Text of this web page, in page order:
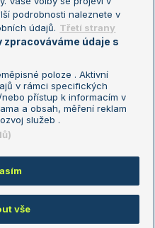
soukromí
o zpracování osobních
zpravodajství ČTK.
podrobnosti naleznete v
údajů. Třetí strany
zpracováváme údaje s
poloze . Aktivní
v rámci specifických
přístup k informacím v
a obsah, měření reklam
služeb .
vše